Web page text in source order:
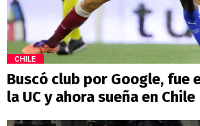
CHILE
Buscó club por Google, fue
la UC y ahora sueña en Chile